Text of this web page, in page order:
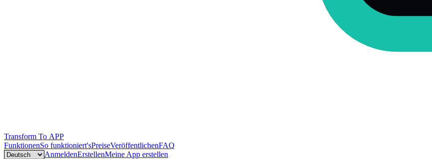
Transform To APP
FunktionenSo funktioniert'sPreiseVeröffentlichenFAQ
Language
AnmeldenErstellenMeine App erstellen